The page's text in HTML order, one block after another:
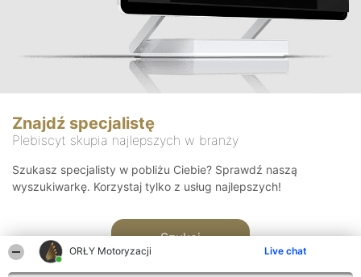
ORŁY Motoryzacji Live chat
Znajdź specjalistę
Plebiscyt skupia najlepszych w branży
Szukasz specjalisty w pobliżu Ciebie? Sprawdź naszą
wyszukiwarkę. Korzystaj tylko z usług najlepszych!
Szukaj